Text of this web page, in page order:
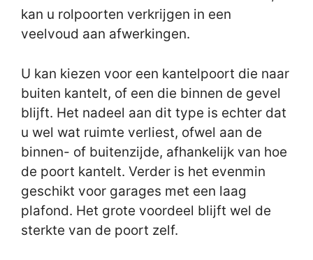
kan u rolpoorten verkrijgen in een
veelvoud aan afwerkingen.
U kan kiezen voor een kantelpoort die naar
buiten kantelt, of een die binnen de gevel
blijft. Het nadeel aan dit type is echter dat
u wel wat ruimte verliest, ofwel aan de
binnen- of buitenzijde, afhankelijk van hoe
de poort kantelt. Verder is het evenmin
geschikt voor garages met een laag
plafond. Het grote voordeel blijft wel de
sterkte van de poort zelf.